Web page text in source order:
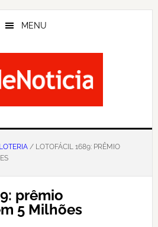
MENU
LOTERIA/ LOTOFÁCIL 1689: PRÊMIO
prêmio
5 Milhões